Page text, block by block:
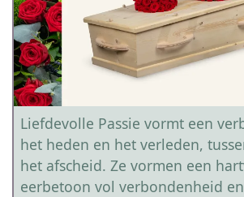
Liefdevolle Passie vormt een
het heden en het verleden,
het afscheid. Ze vormen een
eerbetoon vol verbondenheid